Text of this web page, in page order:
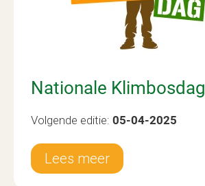
Nationale Klimbosdag
Volgende editie: 05-04-2025
Lees meer